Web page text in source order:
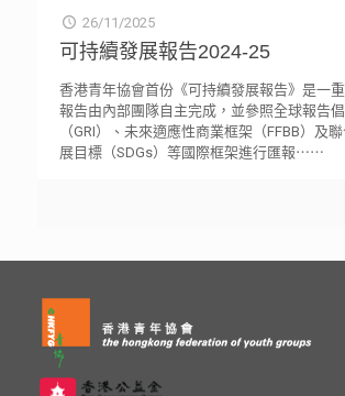
26/11/2025
可持續發展報告2024-25
香港青年協會首份《可持續發展報告》是一
報告由內部團隊自主完成，並參照全球報告
（GRI）、未來適應性商業框架（FFBB）及
展目標（SDGs）等國際框架進行匯報⋯⋯